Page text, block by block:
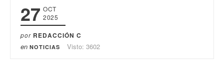
27 OCT
2025
por REDACCIÓN C
en NOTICIAS Visto: 3602